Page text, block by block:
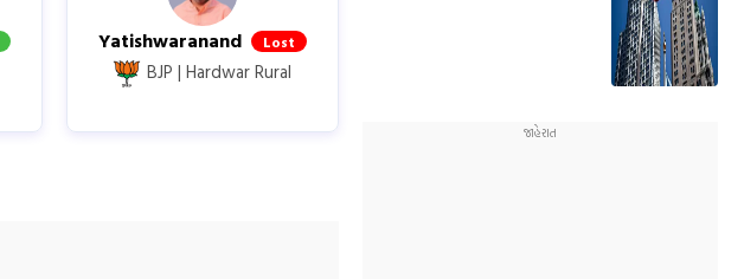
Yatishwaranand Lost
BJP |Hardwar Rural